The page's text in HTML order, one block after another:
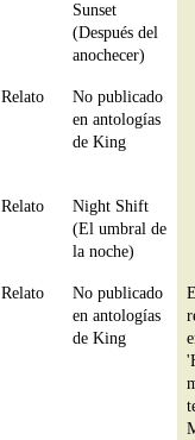
Sunset
(Después del
anochecer)
Relato
No publicado
en antologías
de King
Relato
Night Shift
(El umbral de
la noche)
Relato
No publicado
en antologías
de King